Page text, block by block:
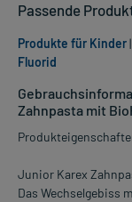
Zahnpasta mit
Junior Karex
Das Wechselgebiss
Passende
Produkte für Kinder|
Fluorid